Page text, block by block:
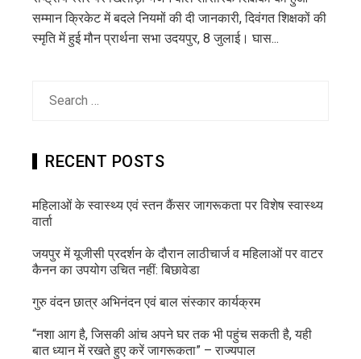
सम्मान क्रिकेट में बदले नियमों की दी जानकारी, दिवंगत शिक्षकों की
स्मृति में हुई मौन प्रार्थना सभा उदयपुर, 8 जुलाई। घास...
RECENT POSTS
महिलाओं के स्वास्थ्य एवं स्तन कैंसर जागरूकता पर विशेष स्वास्थ्य
वार्ता
जयपुर में यूजीसी प्रदर्शन के दौरान लाठीचार्ज व महिलाओं पर वाटर
कैनन का उपयोग उचित नहीं: बिछावेडा
गुरु वंदन छात्र अभिनंदन एवं बाल संस्कार कार्यक्रम
“नशा आग है, जिसकी आंच अपने घर तक भी पहुंच सकती है, यही
बात ध्यान में रखते हुए करें जागरूकता” – राज्यपाल